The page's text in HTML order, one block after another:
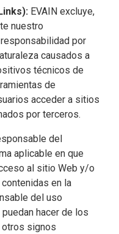
EVAIN excluye,
nuestro
por
causados a
técnicos de
de
acceder a sitios
por terceros.
del
aplicable en que
al sitio Web y/o
en la
del uso
hacer de los
otros signos